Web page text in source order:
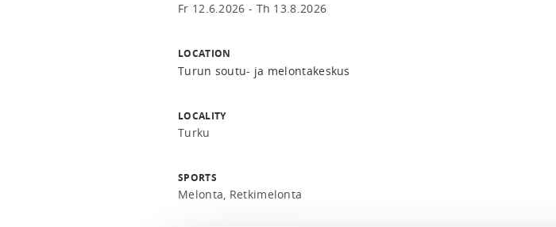
Fr 12.6.2026 - Th 13.8.2026
LOCATION
Turun soutu- ja melontakeskus
LOCALITY
Turku
SPORTS
Melonta, Retkimelonta